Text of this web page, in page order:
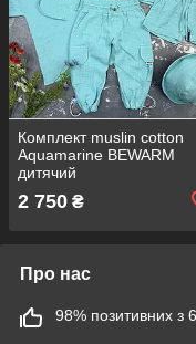
Комплект muslin cotton
Aquamarine BEWARM
дитячий
2 750 ₴
Про нас
98% позитивних з